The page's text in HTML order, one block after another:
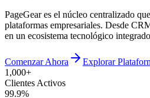
PageGear es el núcleo centralizado
plataformas empresariales. Desde
en un ecosistema tecnológico
Comenzar Ahora
Explorar
1,000+
Clientes Activos
99.9%